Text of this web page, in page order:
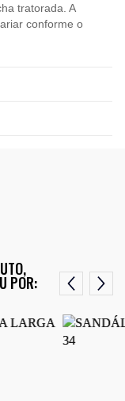
tratorada. A
conforme o
POR: